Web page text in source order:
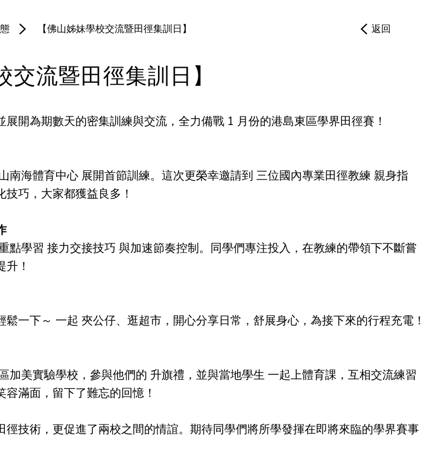
圖書科 境外交流 返回
【佛山姊妹學校交流暨田徑集訓日】
交流暨田徑集訓日】
開為期數天的密集訓練與交流，全力備戰 1 月份的港島東區學界田徑賽！
南海體育中心 展開首節訓練。這次更榮幸邀請到 三位國內專業田徑教練 親身指
巧，大家都獲益良多！
點學習 接力交接技巧 與加速節奏控制。同學們專注投入，在教練的帶領下不斷嘗
！
一下～ 一起 夾公仔、逛超市，開心分享日常，舒展身心，為接下來的行程充電！
美實驗學校，參與他們的 升旗禮，並與當地學生 一起上體育課，互相交流練習
滿面，留下了難忘的回憶！
徑技術，更促進了兩校之間的情誼。期待同學們將所學發揮在即將來臨的學界賽事